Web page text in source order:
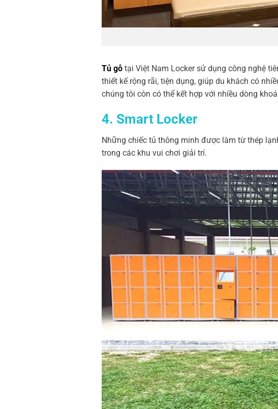
Tủ gỗtại Việt Nam Locker sử dụng công nghệ
thiết kế rộng rãi, tiện dụng, giúp du khách có
chúng tôi còn có thể kết hợp với nhiều dòng
4. Smart Locker
Những chiếc tủ thông minh được làm từ thép
trong các khu vui chơi giải trí.